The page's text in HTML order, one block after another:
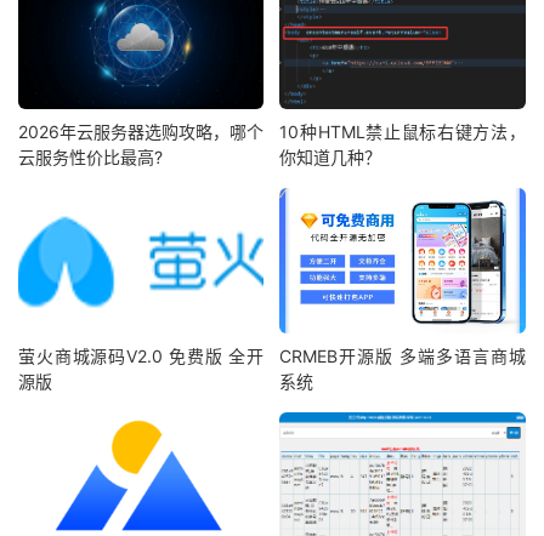
2026年云服务器选购攻略，哪个
云服务性价比最高?
10种HTML禁止鼠标右键方法，
你知道几种？
萤火商城源码V2.0 免费版 全开
源版
CRMEB开源版 多端多语言商城
系统